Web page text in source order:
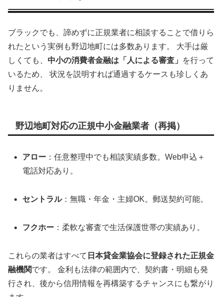
ブラックでも、諦めずに正規業者に相談することで借りら
れたという実例も野辺地町には多数あります。 大手は厳
しくても、 中小の消費者金融は「人による審査」
を行って
いるため、 状況を説明すれば通過するケースも珍しくあ
りません。
野辺地町対応の正規中小金融業者（再掲）
アロー ：任意整理中でも相談実績多数。Web申込＋
電話対応あり。
セントラル：無職・年金・主婦OK。郵送契約可能。
フクホー ：柔軟な審査で生活保護世帯の実績あり。
これらの業者はすべて 日本貸金業協会に登録された正規金
融機関です。 金利も法律の範囲内で、契約書・明細も発
行され、後から信用情報を再構築するチャンスにも繋がり